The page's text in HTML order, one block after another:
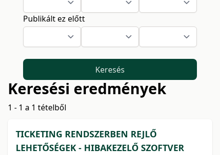
Publikált ez előtt
Keresés
Keresési eredmények
1 - 1 a 1 tételből
TICKETING RENDSZERBEN REJLŐ
LEHETŐSÉGEK - HIBAKEZELŐ SZOFTVER